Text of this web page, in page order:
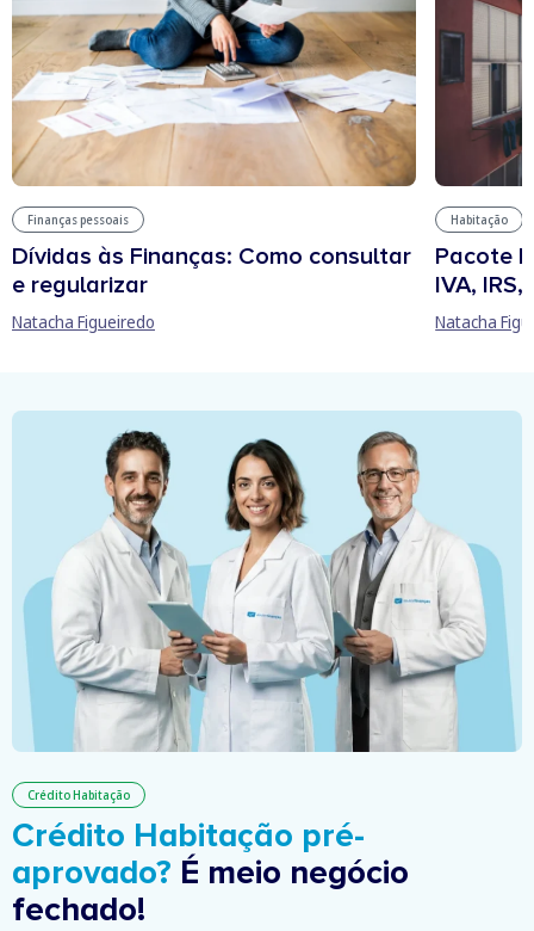
Finanças pessoais
Dívidas às Finanças: Como consultar
e regularizar
Natacha Figueiredo
Habitação
Pacote
IVA,
Natacha
Crédito Habitação
Crédito Habitação pré-
aprovado? É meio negócio
fechado!